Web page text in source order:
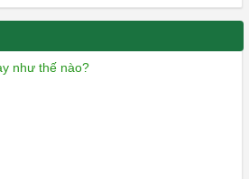
như thế nào?